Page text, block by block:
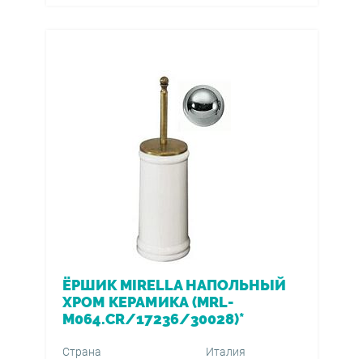
ЁРШИК MIRELLA НАПОЛЬНЫЙ
ХРОМ КЕРАМИКА (MRL-
M064.CR/17236/30028)*
Страна
Италия